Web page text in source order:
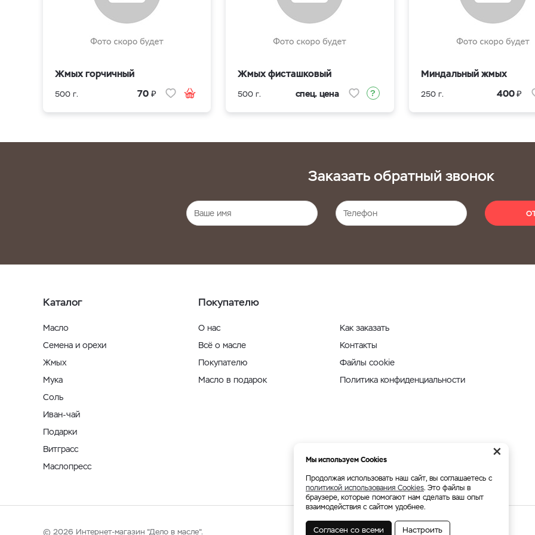
Жмых горчичный
500 г. 70 ₽
Жмых фисташковый
500 г. спец. цена
Миндальный жмых
250 г. 400₽
Заказать обратный звонок
Каталог
Масло
Семена и орехи
Жмых
Мука
Соль
Иван-чай
Подарки
Витграсс
Маслопресс
Покупателю
О нас
Всё о масле
Покупателю
Масло в подарок
Как заказать
Контакты
Файлы cookie
Политика конфиденциальности
© 2026 Интернет-магазин "Дело в масле". Мы принимаем:
×
Мы используем Cookies
Продолжая использовать наш сайт, вы соглашаетесь с
политикой использования Cookies. Это файлы в
браузере, которые помогают нам сделать ваш опыт
взаимодействия с сайтом удобнее.
Согласен со всеми Настроить